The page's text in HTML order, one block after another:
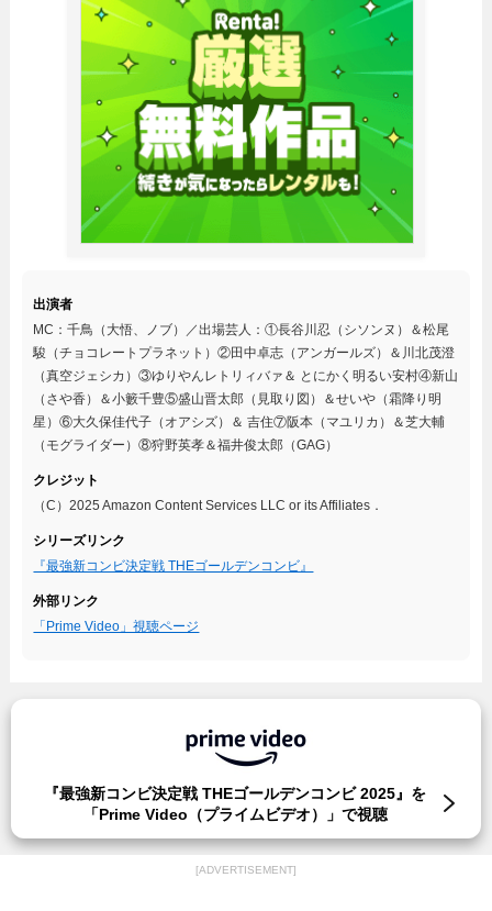
出演者
MC：千鳥（大悟、ノブ）／出場芸人：①長谷川忍（シソンヌ）＆松尾
駿（チョコレートプラネット）②田中卓志（アンガールズ）＆川北茂澄
（真空ジェシカ）③ゆりやんレトリィバァ＆ とにかく明るい安村④新山
（さや香）＆小籔千豊⑤盛山晋太郎（見取り図）＆せいや（霜降り明
星）⑥大久保佳代子（オアシズ）＆ 吉住⑦阪本（マユリカ）＆芝大輔
（モグライダー）⑧狩野英孝＆福井俊太郎（GAG）
クレジット
（C）2025 Amazon Content Services LLC or its Affiliates．
シリーズリンク
『最強新コンビ決定戦 THEゴールデンコンビ』
外部リンク
「Prime Video」視聴ページ
『最強新コンビ決定戦 THEゴールデンコンビ 2025』を
「Prime Video（プライムビデオ）」で視聴
[ADVERTISEMENT]